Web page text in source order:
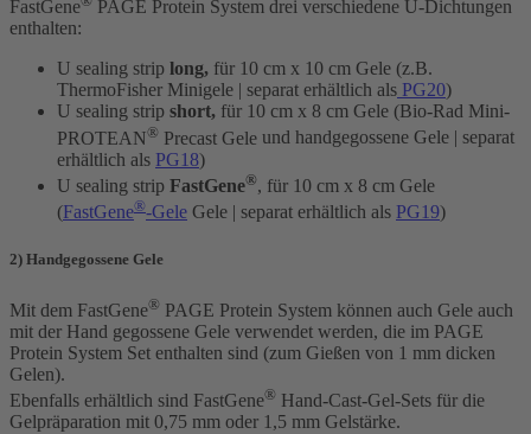
FastGene
PAGE Protein System drei verschiedene U-Dichtungen
enthalten:
U sealing strip long, für 10 cm x 10 cm Gele (z.B.
ThermoFisher Minigele | separat erhältlich als PG20)
U sealing strip short, für 10 cm x 8 cm Gele (Bio-Rad Mini-
PROTEAN® Precast Gele und handgegossene Gele | separat
erhältlich als PG18)
U sealing strip FastGene®, für 10 cm x 8 cm Gele
(FastGene®-Gele Gele | separat erhältlich als PG19)
2) Handgegossene Gele
Mit dem FastGene® PAGE Protein System können auch Gele auch
mit der Hand gegossene Gele verwendet werden, die im PAGE
Protein System Set enthalten sind (zum Gießen von 1 mm dicken
Gelen).
Ebenfalls erhältlich sind FastGene® Hand-Cast-Gel-Sets für die
Gelpräparation mit 0,75 mm oder 1,5 mm Gelstärke.